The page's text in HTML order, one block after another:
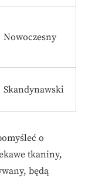
Nowoczesny
Skandynawski
o
tkaniny,
będą